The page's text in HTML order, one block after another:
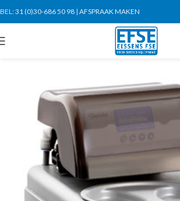
BEL:31 (0)30-686 50 98 | AFSPRAAK MAKEN